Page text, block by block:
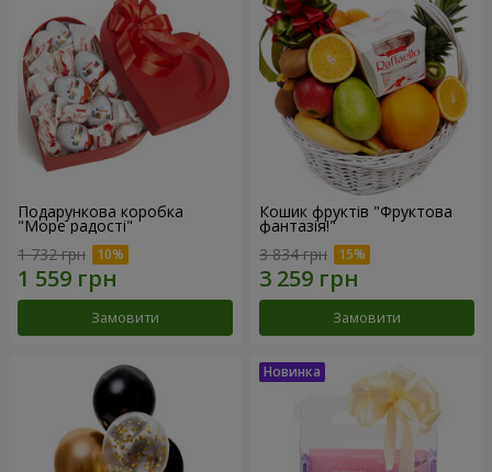
Подарункова коробка
"Море радості"
1 732 грн
Замовити
Кошик фруктів "Фруктова
фантазія!"
3 834 грн
Замовити